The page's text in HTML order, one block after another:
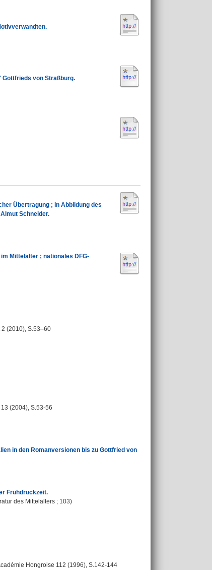
Gottfrieds von Straßburg.
Übertragung ; in Abbildung des
Schneider.
Mittelalter ; nationales DFG-
(2010), S.53–60
(2004), S.53-56
in den Romanversionen bis zu Gottfried von
Frühdruckzeit.
des Mittelalters ; 103)
Hongroise 112 (1996), S.142-144